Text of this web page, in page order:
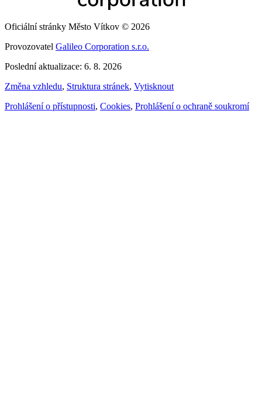
Oficiální stránky Město Vítkov © 2026
Provozovatel Galileo Corporation s.r.o.
Poslední aktualizace: 6. 8. 2026
Změna vzhledu, Struktura stránek, Vytisknout
Prohlášení o přístupnosti, Cookies, Prohlášení o ochraně soukromí